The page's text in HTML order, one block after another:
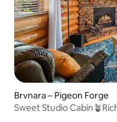
Brvnara – Pigeon Forge
Sweet Studio